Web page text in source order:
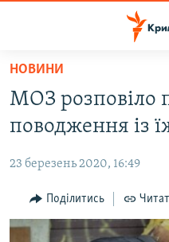
Перейти
основного
матеріалу
до
навігації
Перейти
ВОДА.КРИМ
ПОЛІТИКА
БЛОГИ
ПОГЛЯД
НОВИНИ
МОЗ розповіло
поводження із
23 березень 2020, 16:49
Поділитись